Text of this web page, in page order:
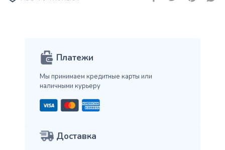
Платежи
Мы принимаем кредитные карты или
наличными курьеру
Доставка